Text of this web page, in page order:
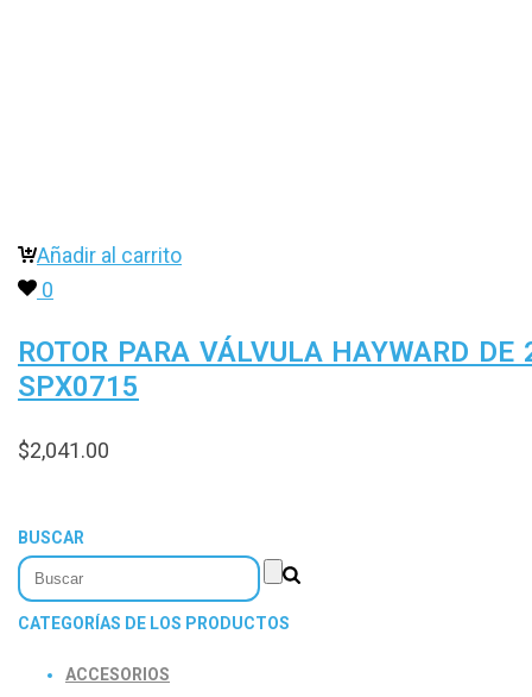
Añadir al carrito
0
ROTOR PARA VÁLVULA HAYWARD DE
SPX0715
$2,041.00
BUSCAR
CATEGORÍAS DE LOS PRODUCTOS
ACCESORIOS